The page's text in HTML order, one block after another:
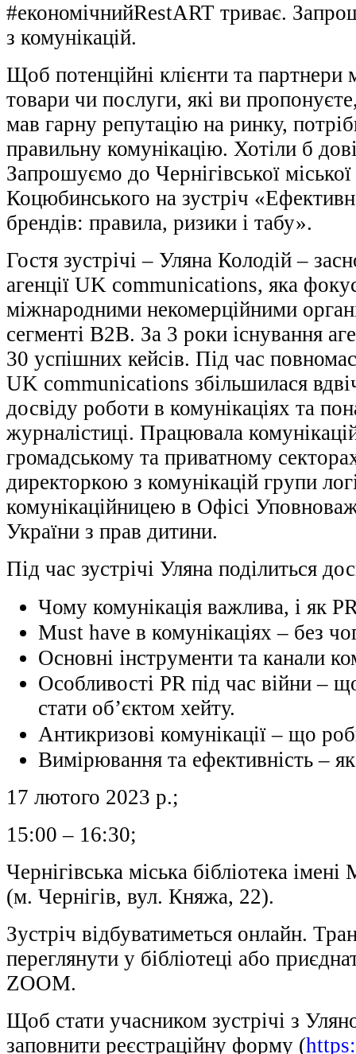
#економічнийRestART триває.
з комунікацій.
Щоб потенційні клієнти та партнери
товари чи послуги, які ви
мав гарну репутацію на ринку,
правильну комунікацію. Хотіли б
Запрошуємо до Чернігівської
Коцюбинського на зустріч
брендів: правила, ризики і табу».
Гостя зустрічі – Уляна Колодій –
агенції UK communications, яка
міжнародними некомерційними
сегменті В2В. За 3 роки існування
30 успішних кейсів. Під час
UK communications збільшилася
досвіду роботи в комунікаціях та
журналістиці. Працювала
громадському та приватному
директоркою з комунікацій групи
комунікаційницею в Офісі
України з прав дитини.
Під час зустрічі Уляна поділиться
Чому комунікація важлива, і як
Must have в комунікаціях – без
Основні інструменти та канали
Особливості PR під час війни –
стати об’єктом хейту.
Антикризові комунікації – що
Вимірювання та ефективність –
17 лютого 2023 р.;
15:00 – 16:30;
Чернігівська міська бібліотека
(м. Чернігів, вул. Княжа, 22).
Зустріч відбуватиметься онлайн.
переглянути у бібліотеці або
ZOOM.
Щоб стати учасником зустрічі з
заповнити реєстраційну форму (